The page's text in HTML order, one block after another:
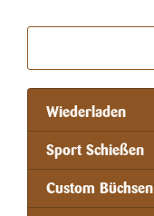
Wiederladen
Sport Schießen
Custom Büchsen